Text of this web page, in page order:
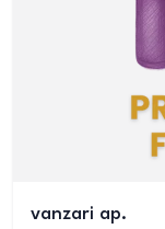
vanzari ap.